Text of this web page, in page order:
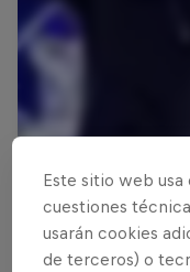
Este sitio web usa
cuestiones
usarán cookies
de terceros) o